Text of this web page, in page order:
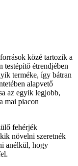
közé tartozik a
testépítő étrendjében
terméke, így bátran
alapvető
az egyik legjobb,
mai piacon
fehérjék
növelni szeretnék
anélkül, hogy